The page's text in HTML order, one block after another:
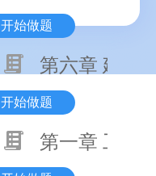
开始做题
第六章 建设
开始做题
第一章 工程